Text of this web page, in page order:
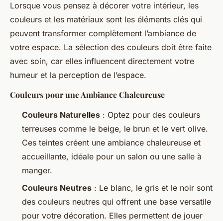
Lorsque vous pensez à décorer votre intérieur, les
couleurs et les matériaux sont les éléments clés qui
peuvent transformer complètement l’ambiance de
votre espace. La sélection des couleurs doit être faite
avec soin, car elles influencent directement votre
humeur et la perception de l’espace.
Couleurs pour une Ambiance Chaleureuse
Couleurs Naturelles : Optez pour des couleurs
terreuses comme le beige, le brun et le vert olive.
Ces teintes créent une ambiance chaleureuse et
accueillante, idéale pour un salon ou une salle à
manger.
Couleurs Neutres : Le blanc, le gris et le noir sont
des couleurs neutres qui offrent une base versatile
pour votre décoration. Elles permettent de jouer